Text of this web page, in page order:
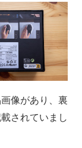
像があり、裏
されていまし